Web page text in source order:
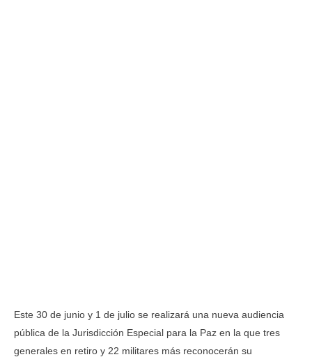
Este 30 de junio y 1 de julio se realizará una nueva audiencia
pública de la Jurisdicción Especial para la Paz en la que tres
generales en retiro y 22 militares más reconocerán su